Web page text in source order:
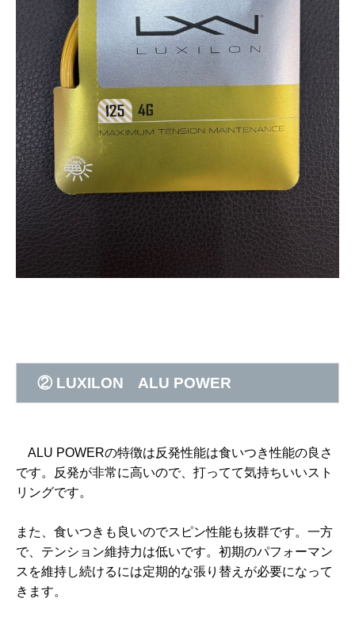
② LUXILON ALU POWER
ALU POWERの特徴は反発性能は食いつき性能の良さ
です。反発が非常に高いので、打ってて気持ちいいスト
リングです。
また、食いつきも良いのでスピン性能も抜群です。一方
で、テンション維持力は低いです。初期のパフォーマン
スを維持し続けるには定期的な張り替えが必要になって
きます。